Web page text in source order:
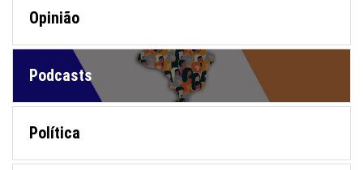
Opinião
Podcasts
Política